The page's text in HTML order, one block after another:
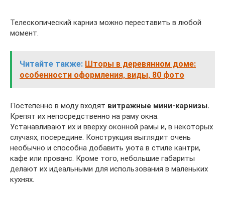
Телескопический карниз можно переставить в любой
момент.
Читайте также: Шторы в деревянном доме:
особенности оформления, виды, 80 фото
Постепенно в моду входят витражные мини-карнизы.
Крепят их непосредственно на раму окна.
Устанавливают их и вверху оконной рамы и, в некоторых
случаях, посередине. Конструкция выглядит очень
необычно и способна добавить уюта в стиле кантри,
кафе или прованс. Кроме того, небольшие габариты
делают их идеальными для использования в маленьких
кухнях.